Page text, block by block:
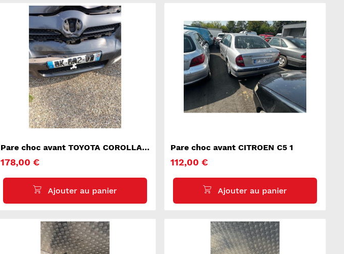
Pare choc avant TOYOTA COROLLA
178,00 €
Pare choc avant CITROEN C5 1
112,00 €